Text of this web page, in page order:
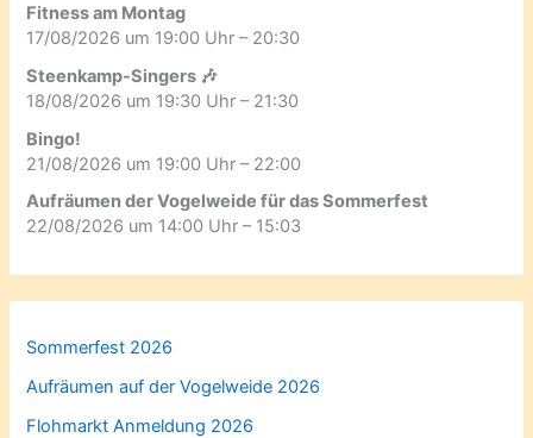
Fitness am Montag
17/08/2026 um 19:00 Uhr – 20:30
Steenkamp-Singers 🎶
18/08/2026 um 19:30 Uhr – 21:30
Bingo!
21/08/2026 um 19:00 Uhr – 22:00
Aufräumen der Vogelweide für das Sommerfest
22/08/2026 um 14:00 Uhr – 15:03
Sommerfest 2026
Aufräumen auf der Vogelweide 2026
Flohmarkt Anmeldung 2026